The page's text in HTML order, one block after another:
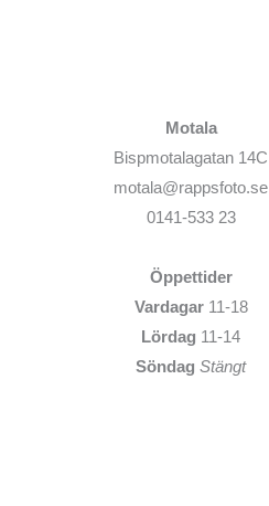
Motala
Bispmotalagatan 14C
motala@rappsfoto.se
0141-533 23
Öppettider
Vardagar11-18
Lördag 11-14
Söndag Stängt